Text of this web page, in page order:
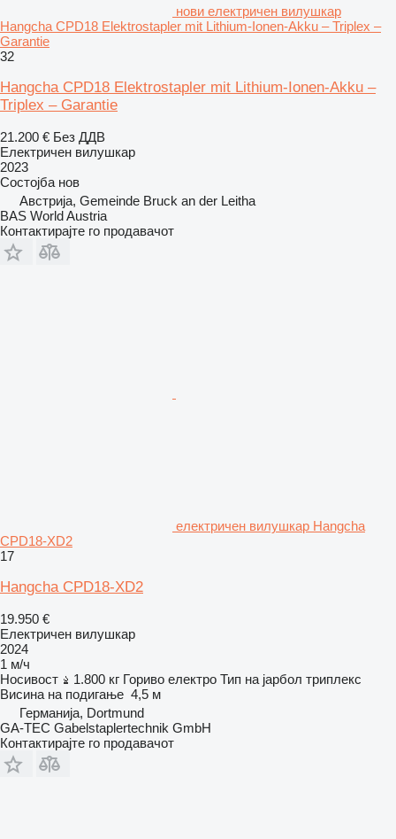
нови електричен вилушкар
Hangcha CPD18 Elektrostapler mit Lithium-Ionen-Akku – Triplex –
Garantie
32
Hangcha CPD18 Elektrostapler mit Lithium-Ionen-Akku –
Triplex – Garantie
21.200 € Без ДДВ
Електричен вилушкар
2023
Состојба нов
Австрија, Gemeinde Bruck an der Leitha
BAS World Austria
Контактирајте го продавачот
електричен вилушкар Hangcha
CPD18-XD2
17
Hangcha CPD18-XD2
19.950 €
Електричен вилушкар
2024
1 м/ч
Носивост
1.800 кг Гориво електро Тип на јарбол триплекс
Висина на подигање 4,5 м
Германија, Dortmund
GA-TEC Gabelstaplertechnik GmbH
Контактирајте го продавачот